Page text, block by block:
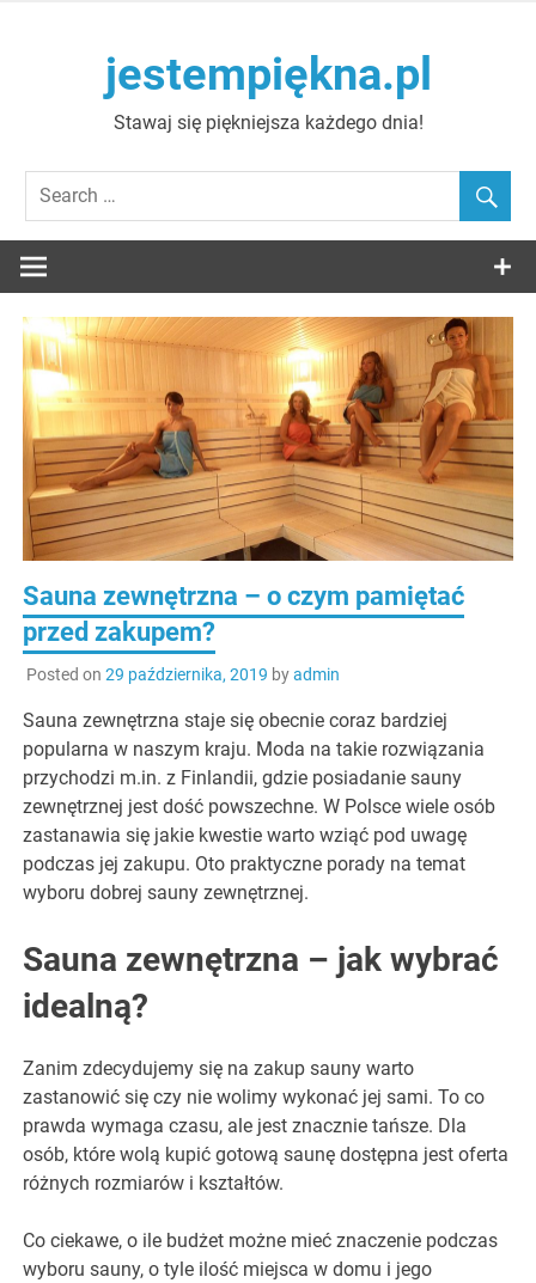
jestempiękna.pl
Stawaj się piękniejsza każdego dnia!
Sauna zewnętrzna – o czym pamiętać
przed zakupem?
Posted on 29 października, 2019 byadmin
Sauna zewnętrzna staje się obecnie coraz bardziej
popularna w naszym kraju. Moda na takie rozwiązania
przychodzi m.in. z Finlandii, gdzie posiadanie sauny
zewnętrznej jest dość powszechne. W Polsce wiele osób
zastanawia się jakie kwestie warto wziąć pod uwagę
podczas jej zakupu. Oto praktyczne porady na temat
wyboru dobrej sauny zewnętrznej.
Sauna zewnętrzna – jak wybrać
idealną?
Zanim zdecydujemy się na zakup sauny warto
zastanowić się czy nie wolimy wykonać jej sami. To co
prawda wymaga czasu, ale jest znacznie tańsze. Dla
osób, które wolą kupić gotową saunę dostępna jest oferta
różnych rozmiarów i kształtów.
Co ciekawe, o ile budżet możne mieć znaczenie podczas
wyboru sauny, o tyle ilość miejsca w domu i jego